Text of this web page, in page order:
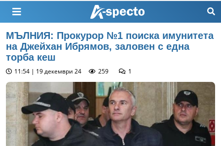
МЪЛНИЯ: Прокурор №1 поиска имунитета
на Джейхан Ибрямов, заловен с една
торба кеш
11:54 | 19 декември 24 259 1